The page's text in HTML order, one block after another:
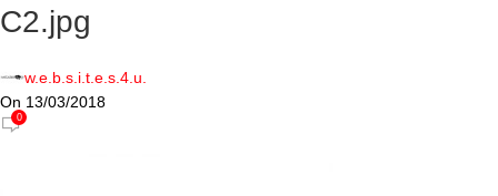
C2.jpg
w.e.b.s.i.t.e.s.4.u.
On 13/03/2018
0